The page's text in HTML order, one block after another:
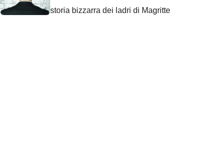
storia bizzarra dei ladri di Magritte